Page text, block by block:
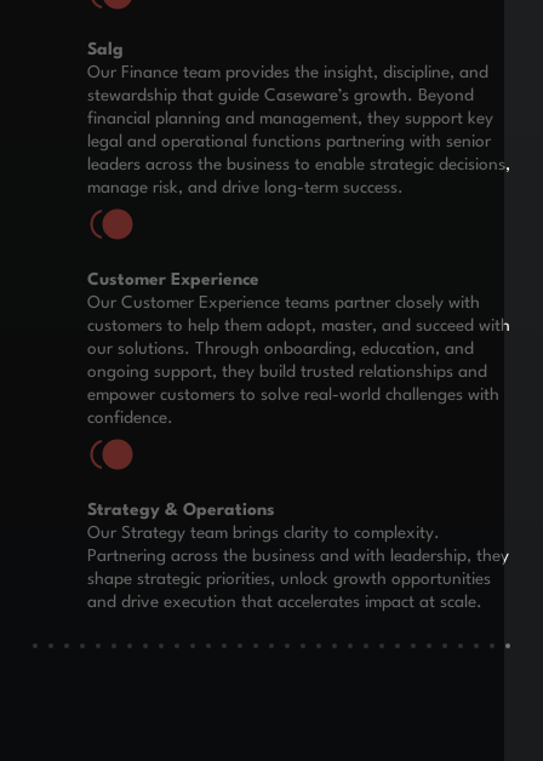
Salg
Our Finance team provides the insight, discipline, and
stewardship that guide Caseware’s growth. Beyond
financial planning and management, they support key
legal and operational functions partnering with senior
leaders across the business to enable strategic decisions,
manage risk, and drive long-term success.
Customer Experience
Our Customer Experience teams partner closely with
customers to help them adopt, master, and succeed with
our solutions. Through onboarding, education, and
ongoing support, they build trusted relationships and
empower customers to solve real-world challenges with
confidence.
Strategy & Operations
Our Strategy team brings clarity to complexity.
Partnering across the business and with leadership, they
shape strategic priorities, unlock growth opportunities
and drive execution that accelerates impact at scale.